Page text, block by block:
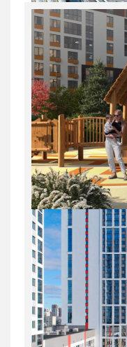
Россия,
Екатеринбург
4 397 400
1 25/31